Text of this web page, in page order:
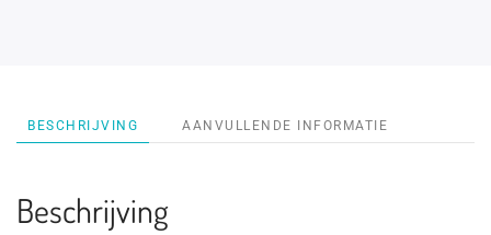
BESCHRIJVING AANVULLENDE INFORMATIE
Beschrijving